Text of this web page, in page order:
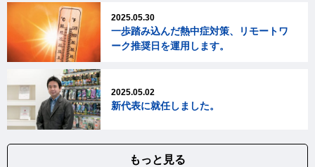
2025.05.30
一歩踏み込んだ熱中症対策、リモートワ
ーク推奨日を運用します。
2025.05.02
新代表に就任しました。
もっと見る